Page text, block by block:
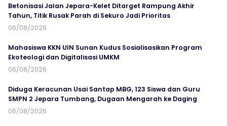
Betonisasi Jalan Jepara-Kelet Ditarget Rampung Akhir
Tahun, Titik Rusak Parah di Sekuro Jadi Prioritas
06/08/2026
Mahasiswa KKN UIN Sunan Kudus Sosialisasikan Program
Ekoteologi dan Digitalisasi UMKM
06/08/2026
Diduga Keracunan Usai Santap MBG, 123 Siswa dan Guru
SMPN 2 Jepara Tumbang, Dugaan Mengarah ke Daging
06/08/2026